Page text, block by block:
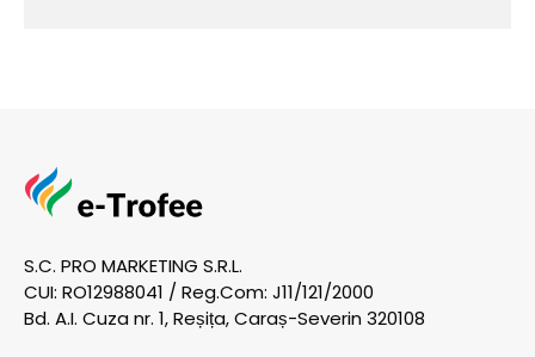
S.C. PRO MARKETING S.R.L.
CUI: RO12988041 / Reg.Com: J11/121/2000
Bd. A.I. Cuza nr. 1, Reșița, Caraș-Severin 320108